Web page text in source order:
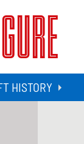
HISTORY